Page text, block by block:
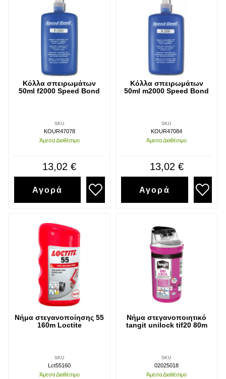
Κόλλα σπειρωμάτων
50ml f2000 Speed Bond
SKU
KOUR47078
Άμεσα Διαθέσιμο
13,02 €
Αγορά
Κόλλα σπειρωμάτων
50ml m2000 Speed Bond
SKU
KOUR47084
Άμεσα Διαθέσιμο
13,02 €
Αγορά
Νήμα στεγανοποίησης 55
160m Loctite
SKU
Lct55160
Άμεσα Διαθέσιμο
Νήμα στεγανοποιητικό
tangit unilock tif20 80m
SKU
02025018
Άμεσα Διαθέσιμο